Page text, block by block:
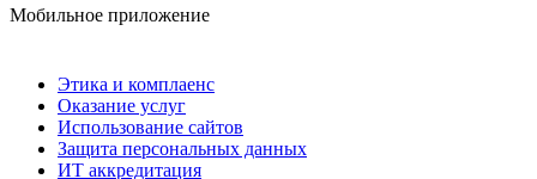
Мобильное приложение
Этика и комплаенс
Оказание услуг
Использование сайтов
Защита персональных данных
ИТ аккредитация